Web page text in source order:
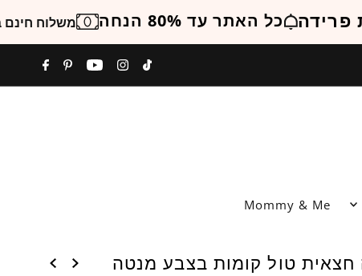
כל האתר עד 80% הנחה מכירת פרידה
Mommy & Me
טול קומות בצבע מנטה